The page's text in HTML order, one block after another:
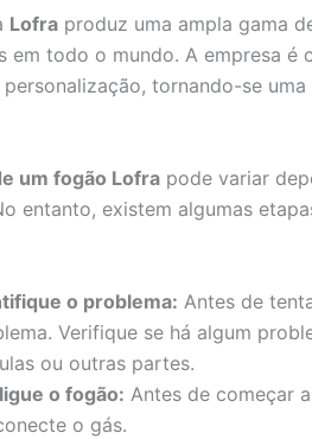
Lofra produz uma ampla gama
em todo o mundo. A empresa
tornando-se
um fogão Lofra pode variar
entanto, existem algumas
o problema: Antes de
Verifique se há algum
ou outras partes.
o fogão: Antes de começar
o gás.